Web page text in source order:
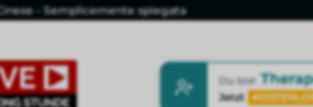
- Semplicemente spiegata